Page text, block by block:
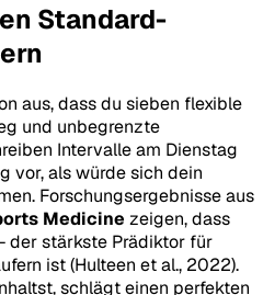
Standard-
aus, dass du sieben flexible
und unbegrenzte
Intervalle am Dienstag
vor, als würde sich dein
Forschungsergebnisse aus
Medicine zeigen, dass
der stärkste Prädiktor für
ist (Hulteen et al., 2022).
schlägt einen perfekten